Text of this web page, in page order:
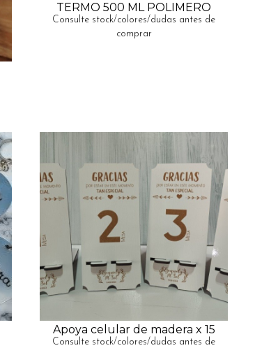
TERMO 500 ML POLIMERO
Consulte stock/colores/dudas antes de
comprar
Apoya celular de madera x 15
Consulte stock/colores/dudas antes de